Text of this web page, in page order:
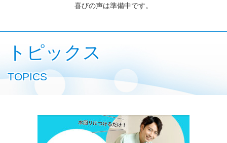
喜びの声は準備中です。
トピックス
TOPICS